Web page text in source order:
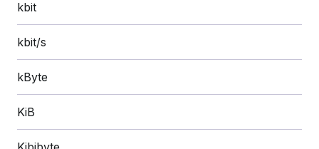
kbit
kbit/s
kByte
KiB